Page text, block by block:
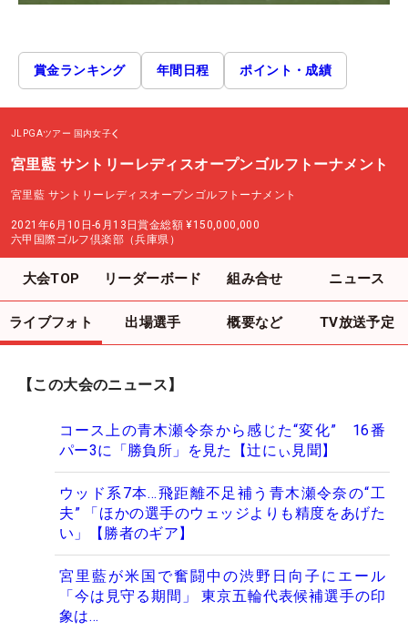
賞金ランキング 年間日程 ポイント・成績
JLPGAツアー 国内女子
宮里藍 サントリーレディスオープンゴルフトーナメント
宮里藍 サントリーレディスオープンゴルフトーナメント
2021年6月10日-6月13日賞金総額 ¥150,000,000
六甲国際ゴルフ倶楽部（兵庫県）
大会TOP リーダーボード 組み合せ ニュース
ライブフォト 出場選手 概要など TV放送予定
【この大会のニュース】
コース上の青木瀬令奈から感じた“変化” 16番
パー3に「勝負所」を見た【辻にぃ見聞】
ウッド系7本…飛距離不足補う青木瀬令奈の“工
夫” 「ほかの選手のウェッジよりも精度をあげた
い」【勝者のギア】
宮里藍が米国で奮闘中の渋野日向子にエール
「今は見守る期間」 東京五輪代表候補選手の印
象は…